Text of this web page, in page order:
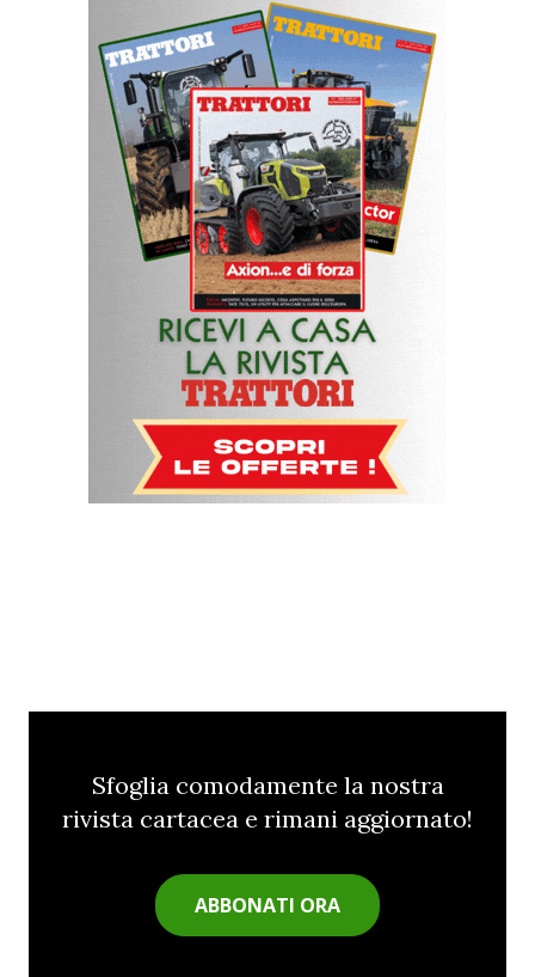
Sfoglia comodamente la nostra
rivista cartacea e rimani aggiornato!
ABBONATI ORA